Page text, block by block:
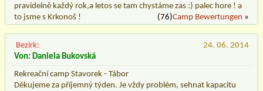
pravidelně každý rok,a letos se tam chystáme zas :) palec hore ! a
to jsme s Krkonoš !
(76)Camp Bewertungen »
Bezirk:
24. 06. 2014
Von: Daniela Bukovská
Rekreační camp Stavorek - Tábor
Děkujeme za příjemný týden. Je vždy problém, sehnat kapacitu